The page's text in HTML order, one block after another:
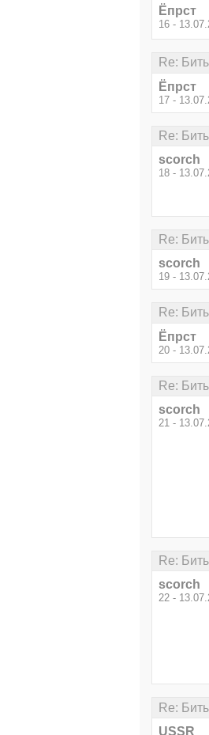
Ёпрст
16 -
Re:
Ёпрст
17 -
Re:
scorch
18 -
Re:
scorch
19 -
Re:
Ёпрст
20 -
Re:
scorch
21 -
Re:
scorch
22 -
Re:
USSR